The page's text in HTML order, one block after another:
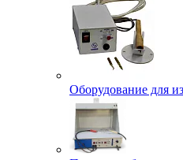
Оборудование для